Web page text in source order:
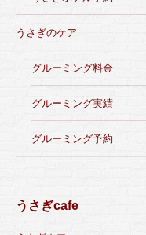
うさぎのケア
グルーミング料金
グルーミング実績
グルーミング予約
うさぎcafe